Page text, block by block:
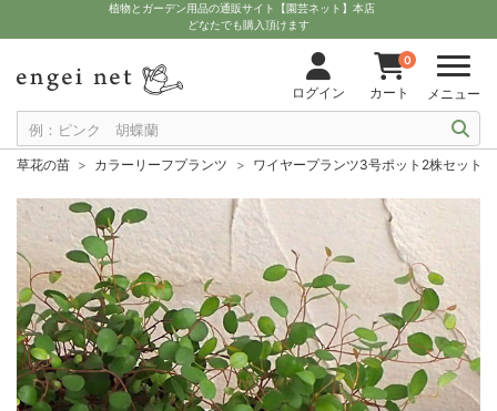
植物とガーデン用品の通販サイト【園芸ネット】本店
どなたでも購入頂けます
ログイン
0
カート メニュー
草花の苗 カラーリーフプランツ ワイヤープランツ3号ポット2株セット